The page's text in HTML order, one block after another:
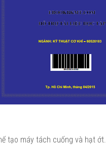
tạo máy tách cuống và hạt ớt.